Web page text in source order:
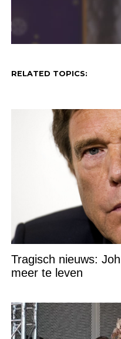
RELATED TOPICS:
Tragisch nieuws:
meer te leven